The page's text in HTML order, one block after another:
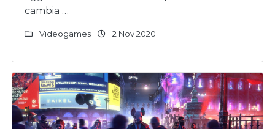
cambia …
Videogames 2 Nov 2020